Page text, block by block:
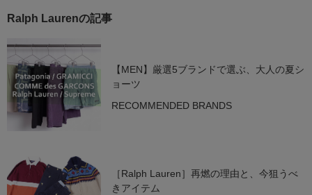
Ralph Laurenの記事
【MEN】厳選5ブランドで選ぶ、大人の夏シ
ョーツ
RECOMMENDED BRANDS
［Ralph Lauren］再燃の理由と、今狙うべ
きアイテム